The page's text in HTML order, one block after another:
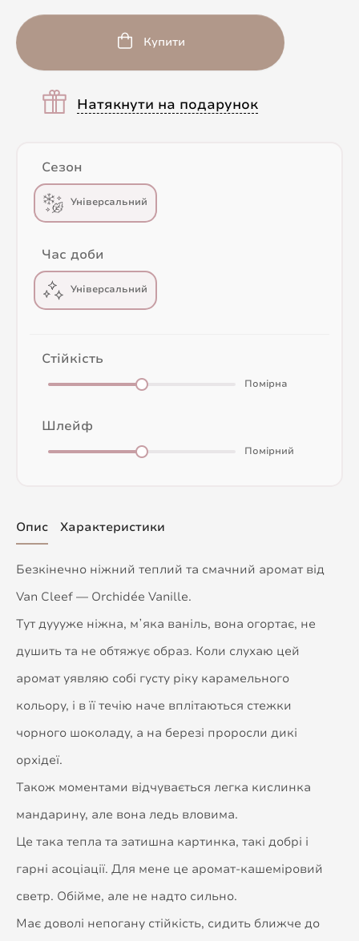
Купити
Натякнути на подарунок
Сезон
Універсальний
Час доби
Універсальний
Стійкість
Помірна
Шлейф
Помірний
Опис Характеристики
Безкінечно ніжний теплий та смачний аромат від
Van Cleef — Orchidée Vanille.
Тут дуууже ніжна, мʼяка ваніль, вона огортає, не
душить та не обтяжує образ. Коли слухаю цей
аромат уявляю собі густу ріку карамельного
кольору, і в її течію наче вплітаються стежки
чорного шоколаду, а на березі проросли дикі
орхідеї.
Також моментами відчувається легка кислинка
мандарину, але вона ледь вловима.
Це така тепла та затишна картинка, такі добрі і
гарні асоціації. Для мене це аромат-кашеміровий
светр. Обійме, але не надто сильно.
Має доволі непогану стійкість, сидить ближче до